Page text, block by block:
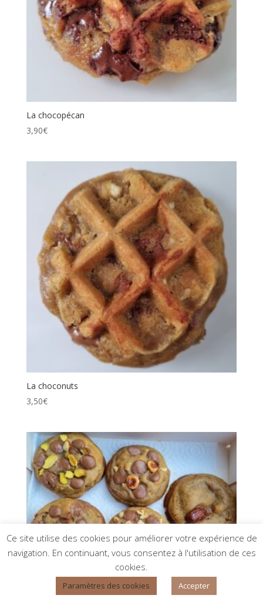
La chocopécan
3,90€
La choconuts
3,50€
Ce site utilise des cookies pour améliorer votre expérience de
navigation. En continuant, vous consentez à l'utilisation de ces
cookies.
Paramètres des cookies Accepter